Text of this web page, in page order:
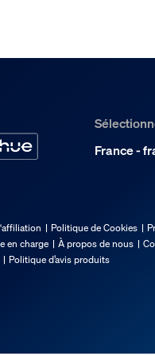
France -
Politique de Cookies
en charge À propos de nous
Politique d’avis produits